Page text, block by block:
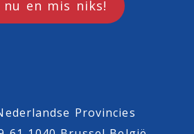
en mis niks!
Provincies